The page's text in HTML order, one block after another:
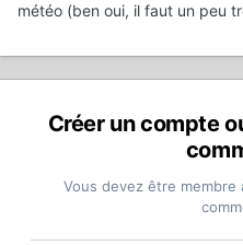
météo (ben oui, il faut un peu
Créer un compte
Vous devez être